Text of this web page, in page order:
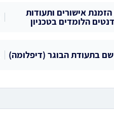
אישורים ותעודות
הלומדים בטכניון
שם בתעודת הבוגר (דיפלומה)